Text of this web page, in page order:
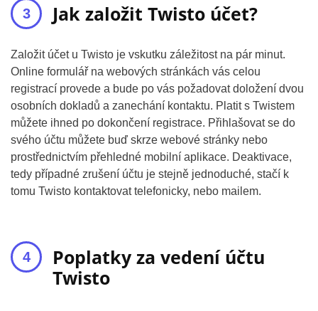
Jak založit Twisto účet?
Založit účet u Twisto je vskutku záležitost na pár minut.
Online formulář na webových stránkách vás celou
registrací provede a bude po vás požadovat doložení dvou
osobních dokladů a zanechání kontaktu. Platit s Twistem
můžete ihned po dokončení registrace. Přihlašovat se do
svého účtu můžete buď skrze webové stránky nebo
prostřednictvím přehledné mobilní aplikace. Deaktivace,
tedy případné zrušení účtu je stejně jednoduché, stačí k
tomu Twisto kontaktovat telefonicky, nebo mailem.
Poplatky za vedení účtu
Twisto